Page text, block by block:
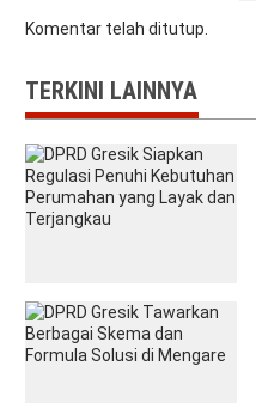
Komentar telah ditutup.
TERKINI LAINNYA